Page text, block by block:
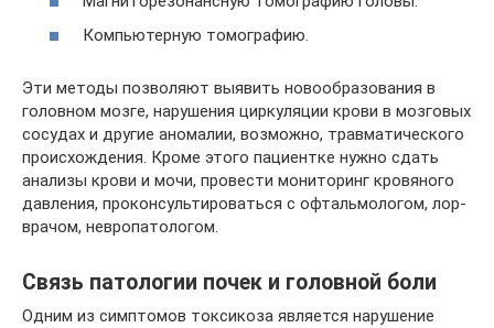
Компьютерную томографию.
Эти методы позволяют выявить новообразования в
головном мозге, нарушения циркуляции крови в мозговых
сосудах и другие аномалии, возможно, травматического
происхождения. Кроме этого пациентке нужно сдать
анализы крови и мочи, провести мониторинг кровяного
давления, проконсультироваться с офтальмологом, лор-
врачом, невропатологом.
Связь патологии почек и головной боли
Одним из симптомов токсикоза является нарушение